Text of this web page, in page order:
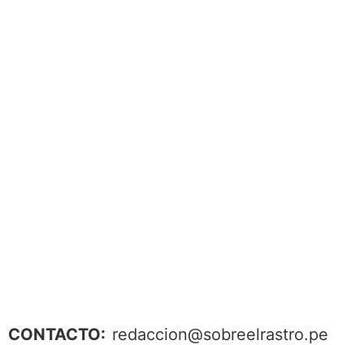
CONTACTO: redaccion@sobreelrastro.pe